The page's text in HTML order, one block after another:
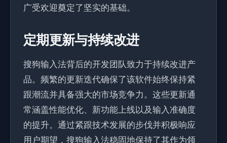
广受欢迎奠定了坚实的基础。
定期更新与持续改进
搜狗输入法背后的开发团队致力于持续改进产
品。频繁的更新迭代确保了该软件始终保持紧
跟潮流并具备强大的市场竞争力。这些更新通
常涵盖性能优化、新功能上线以及输入准确度
的提升。通过紧跟技术发展的步伐并积极响应
用户期望，搜狗输入法稳固地保持了其作为领